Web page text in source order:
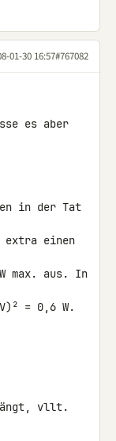
01-30 16:57#767082
es aber
in der Tat
extra einen
max. aus. In
= 0,6 W.
vllt.